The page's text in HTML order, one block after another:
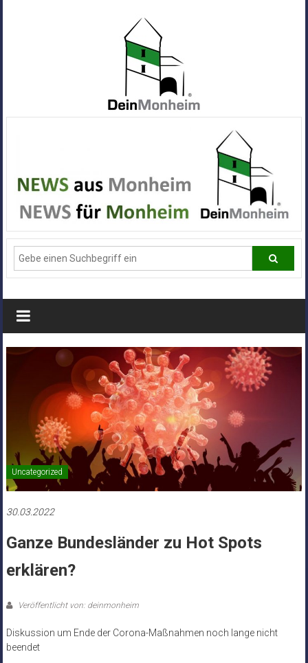
Alle
News
aus
Deiner
Stadt
Monheim
Uncategorized
30.03.2022
Ganze Bundesländer zu Hot Spots
erklären?
Veröffentlicht von: deinmonheim
Diskussion um Ende der Corona-Maßnahmen noch lange nicht
beendet